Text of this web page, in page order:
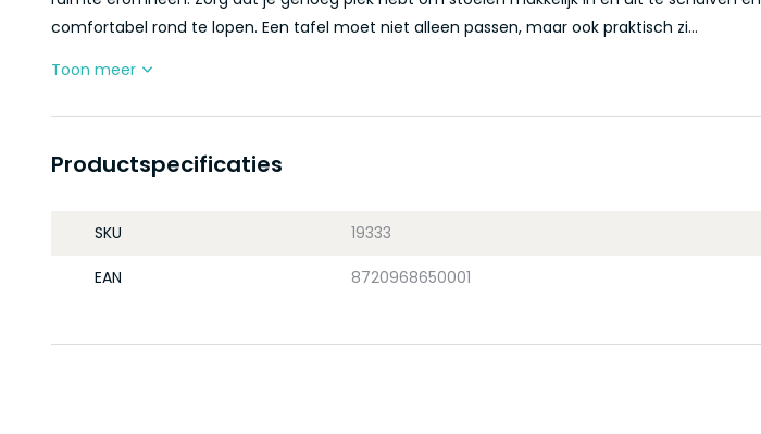
comfortabel rond te lopen. Een tafel moet niet alleen passen, maar ook praktisch zi...
Toon meer
Productspecificaties
SKU 19333
EAN 8720968650001